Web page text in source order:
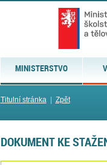
MINISTERSTVO
Titulní stránka| Zpět
DOKUMENT KE